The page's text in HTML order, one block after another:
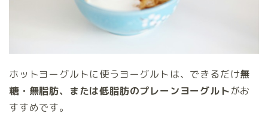
ホットヨーグルトに使うヨーグルトは、できるだけ無
糖・無脂肪、または低脂肪のプレーンヨーグルトがお
すすめです。